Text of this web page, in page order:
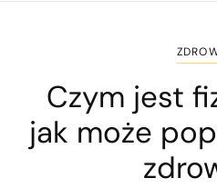
Czym jest
jak może